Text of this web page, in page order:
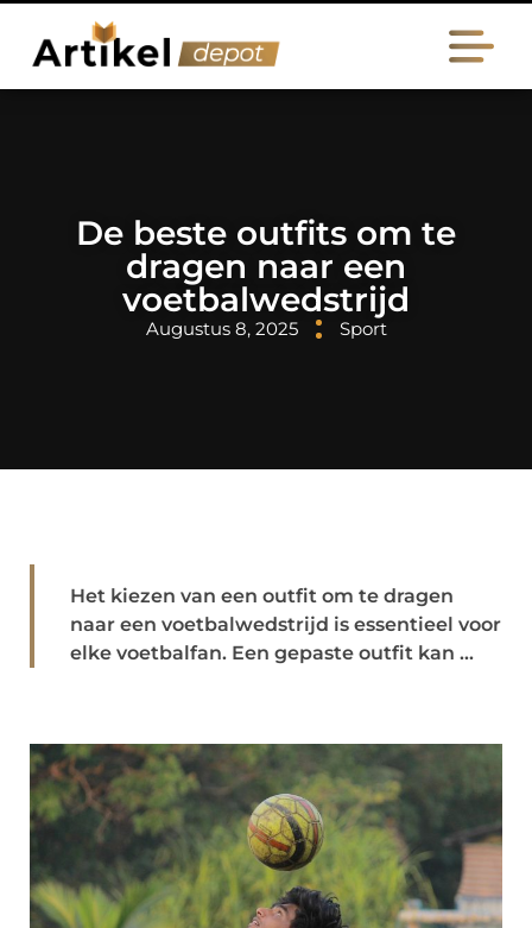
De beste outfits om te
dragen naar een
voetbalwedstrijd
Augustus 8, 2025 Sport
Het kiezen van een outfit om te dragen
naar een voetbalwedstrijd is essentieel voor
elke voetbalfan. Een gepaste outfit kan ...